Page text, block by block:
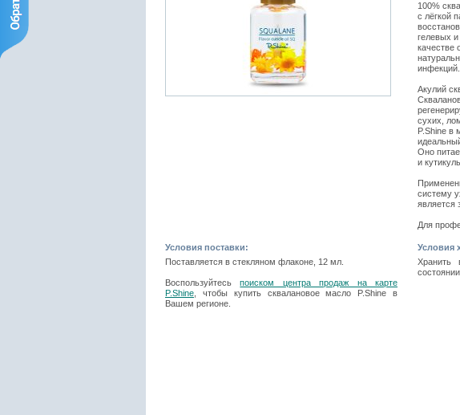
100%
с лёгкой
гелевых
качестве
инфекций.
Акулий
сухих,
P.Shine в
Оно
и
систему
является
Для
Условия поставки:
Поставляется в стекляном флаконе, 12 мл.
Воспользуйтесьпоиском центра продаж на карте
P.Shine , чтобы купить сквалановое масло P.Shine в
Вашем регионе.
Условия
Хранить